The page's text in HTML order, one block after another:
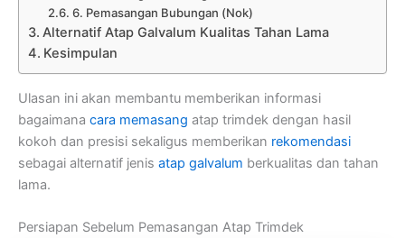
6. Pemasangan Bubungan (Nok)
Alternatif Atap Galvalum Kualitas Tahan Lama
Kesimpulan
Ulasan ini akan membantu memberikan informasi
bagaimana cara memasang atap trimdek dengan hasil
kokoh dan presisi sekaligus memberikan rekomendasi
sebagai alternatif jenis atap galvalum berkualitas dan tahan
lama.
Persiapan Sebelum Pemasangan Atap Trimdek